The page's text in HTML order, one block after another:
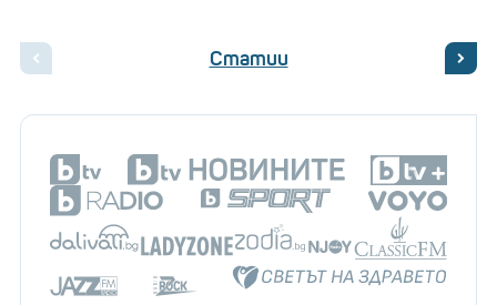
Статии